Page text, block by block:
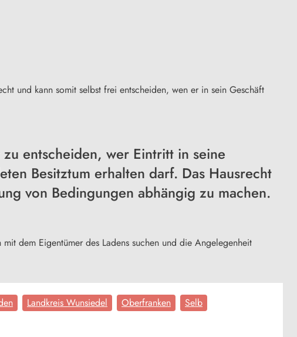
und kann somit selbst frei entscheiden, wen er in sein Geschäft
entscheiden, wer Eintritt in seine
Besitztum erhalten darf. Das Hausrecht
von Bedingungen abhängig zu machen.
dem Eigentümer des Ladens suchen und die Angelegenheit
Landkreis Wunsiedel Oberfranken
Selb